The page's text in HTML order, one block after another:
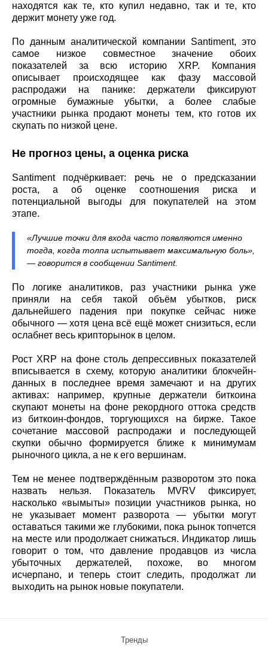
находятся как те, кто купил недавно, так и те, кто
держит монету уже год.
По данным аналитической компании Santiment, это
самое низкое совместное значение обоих
показателей за всю историю XRP. Компания
описывает происходящее как фазу массовой
распродажи на панике: держатели фиксируют
огромные бумажные убытки, а более слабые
участники рынка продают монеты тем, кто готов их
скупать по низкой цене.
Не прогноз цены, а оценка риска
Santiment подчёркивает: речь не о предсказании
роста, а об оценке соотношения риска и
потенциальной выгоды для покупателей на этом
этапе.
«Лучшие точки для входа часто появляются именно
тогда, когда толпа испытывает максимальную боль»,
— говорится в сообщении Santiment.
По логике аналитиков, раз участники рынка уже
приняли на себя такой объём убытков, риск
дальнейшего падения при покупке сейчас ниже
обычного — хотя цена всё ещё может снизиться, если
ослабнет весь крипторынок в целом.
Рост XRP на фоне столь депрессивных показателей
вписывается в схему, которую аналитики блокчейн-
данных в последнее время замечают и на других
активах: например, крупные держатели биткоина
скупают монеты на фоне рекордного оттока средств
из биткоин-фондов, торгующихся на бирже. Такое
сочетание массовой распродажи и последующей
скупки обычно формируется ближе к минимумам
рыночного цикла, а не к его вершинам.
Тем не менее подтверждённым разворотом это пока
назвать нельзя. Показатель MVRV фиксирует,
насколько «вымыты» позиции участников рынка, но
не указывает момент разворота — убытки могут
оставаться такими же глубокими, пока рынок топчется
на месте или продолжает снижаться. Индикатор лишь
говорит о том, что давление продавцов из числа
убыточных держателей, похоже, во многом
исчерпано, и теперь стоит следить, продолжат ли
выходить на рынок новые покупатели.
Тренды